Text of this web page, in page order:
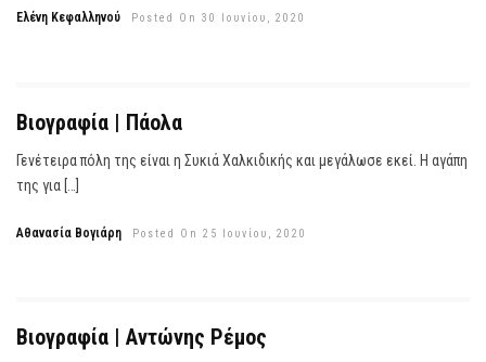
Ελένη Κεφαλληνού Posted On 30 Ιουνίου, 2020
Βιογραφία | Πάολα
Γενέτειρα πόλη της είναι η Συκιά Χαλκιδικής και μεγάλωσε εκεί. Η αγάπη
της για […]
Αθανασία Βογιάρη Posted On 25 Ιουνίου, 2020
Βιογραφία | Αντώνης Ρέμος